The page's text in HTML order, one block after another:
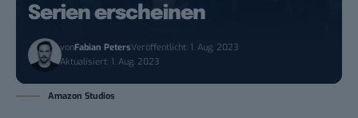
Serien erscheinen
vonFabian PetersVeröffentlicht: 1. Aug. 2023
Aktualisiert: 1. Aug. 2023
Amazon Studios